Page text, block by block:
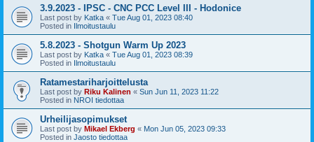
3.9.2023 - IPSC - CNC PCC Level III - Hodonice
Last post by Katka « Tue Aug 01, 2023 08:40
Posted in Ilmoitustaulu
5.8.2023 - Shotgun Warm Up 2023
Last post by Katka « Tue Aug 01, 2023 08:39
Posted in Ilmoitustaulu
Ratamestariharjoittelusta
Last post by Riku Kalinen « Sun Jun 11, 2023 11:22
Posted in NROI tiedottaa
Urheilijasopimukset
Last post by Mikael Ekberg « Mon Jun 05, 2023 09:33
Posted in Jaosto tiedottaa